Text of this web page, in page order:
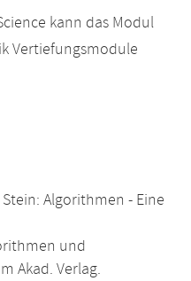
kann das Modul
Vertiefungsmodule
Algorithmen - Eine
und
Akad. Verlag.